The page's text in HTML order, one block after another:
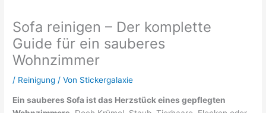
Sofa reinigen – Der komplette
Guide für ein sauberes
Wohnzimmer
/ Reinigung / Von Stickergalaxie
Ein sauberes Sofa ist das Herzstück eines gepflegten